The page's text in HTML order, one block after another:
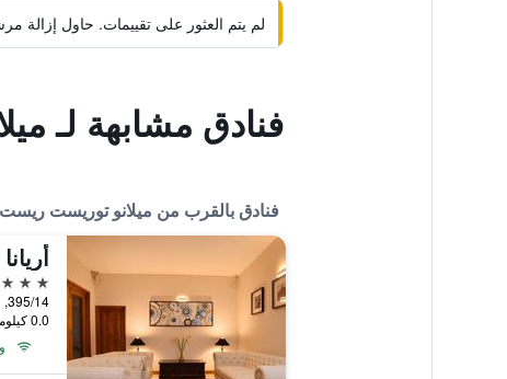
لم يتم العثور على تقييمات. حاول
فنادق مشابهة لـ
فنادق بالقرب من ميلانو توريست ريست
3 نجوم
0.0 كيلومتر عن وسط المدينة